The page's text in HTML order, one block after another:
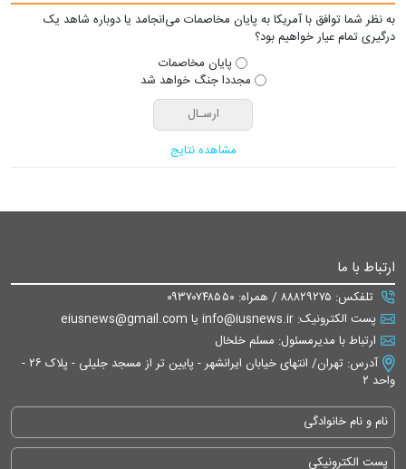
به نظر شما توافق با آمریکا به پایان مخاصمات می‌انجامد یا دوباره شاهد یک
درگیری تمام عیار خواهیم بود؟
پایان مخاصمات
مجددا جنگ خواهد شد
مشاهده نتایج
ارتباط با ما
تلفکس: ۸۸۸۲۹۲۷۵ / همراه: ۰۹۳۷۰۷۴۸۵۵۰
پست الکترونیک: info@iusnews.ir یا eiusnews@gmail.com
ارتباط با مدیرمسئول: مسلم خلخال
آدرس: تهران/ انتهای خیابان ایرانشهر - پایین تر از مسجد جلیلی - پلاک ۲۶ -
واحد ۲